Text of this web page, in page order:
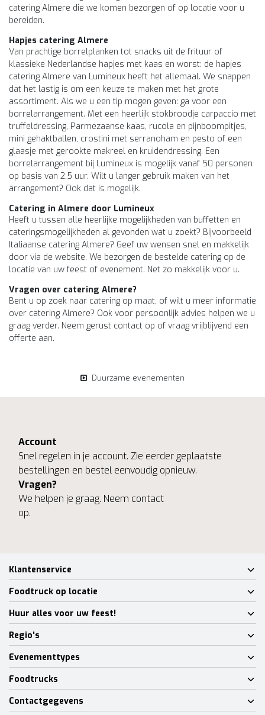
catering Almere die we komen bezorgen of op locatie voor u
bereiden.
Hapjes catering Almere
Van prachtige borrelplanken tot snacks uit de frituur of
klassieke Nederlandse hapjes met kaas en worst: de hapjes
catering Almere van Lumineux heeft het allemaal. We snappen
dat het lastig is om een keuze te maken met het grote
assortiment. Als we u een tip mogen geven: ga voor een
borrelarrangement. Met een heerlijk stokbroodje carpaccio met
truffeldressing, Parmezaanse kaas, rucola en pijnboompitjes,
mini gehaktballen, crostini met serranoham en pesto of een
glaasje met gerookte makreel en kruidendressing. Een
borrelarrangement bij Lumineux is mogelijk vanaf 50 personen
op basis van 2,5 uur. Wilt u langer gebruik maken van het
arrangement? Ook dat is mogelijk.
Catering in Almere door Lumineux
Heeft u tussen alle heerlijke mogelijkheden van buffetten en
cateringsmogelijkheden al gevonden wat u zoekt? Bijvoorbeeld
Italiaanse catering Almere? Geef uw wensen snel en makkelijk
door via de website. We bezorgen de bestelde catering op de
locatie van uw feest of evenement. Net zo makkelijk voor u.
Vragen over catering Almere?
Bent u op zoek naar catering op maat, of wilt u meer informatie
over catering Almere? Ook voor persoonlijk advies helpen we u
graag verder. Neem gerust contact op of vraag vrijblijvend een
offerte aan.
Duurzame evenementen
Account
Snel regelen in je account. Zie eerder geplaatste
bestellingen en bestel eenvoudig opnieuw.
Vragen?
We helpen je graag. Neem contact
op.
Klantenservice
Foodtruck op locatie
Huur alles voor uw feest!
Regio's
Evenementtypes
Foodtrucks
Contactgegevens